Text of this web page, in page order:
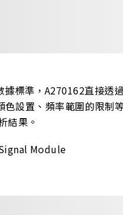
標準，A270162直接透
設置、頻率範圍的限制
結果。